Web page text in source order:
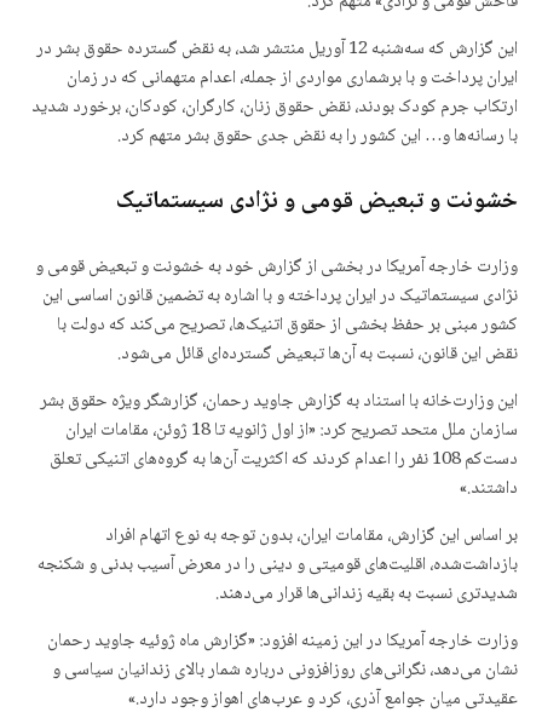
این گزارش که سه‌شنبه 12 آوریل منتشر شد، به نقض گسترده حقوق بشر در
ایران پرداخت و با برشماری مواردی از جمله، اعدام‌ متهمانی که در زمان
ارتکاب جرم کودک بودند، نقض حقوق زنان، کارگران، کودکان، برخورد شدید
با رسانه‌ها و… این کشور را به نقض جدی حقوق بشر متهم کرد.
خشونت و تبعیض قومی و نژادی سیستماتیک
وزارت خارجه آمریکا در بخشی از گزارش خود به خشونت و تبعیض قومی و
نژادی سیستماتیک در ایران پرداخته و با اشاره به تضمین قانون اساسی این
کشور مبنی بر حفظ بخشی از حقوق اتنیک‌ها، تصریح می‌کند که دولت با
نقض این قانون، نسبت به آن‌ها تبعیض گسترده‌ای قائل می‌شود.
این وزارت‌خانه با استناد به گزارش جاوید رحمان، گزارشگر ویژه حقوق بشر
سازمان ملل متحد تصریح کرد: «از اول ژانویه تا 18 ژوئن، مقامات ایران
دست‌کم 108 نفر را اعدام کردند که اکثریت آن‌ها به گروه‌های اتنیکی تعلق
داشتند.»
بر اساس این گزارش، مقامات ایران، بدون توجه به نوع اتهام افراد
بازداشت‌شده، اقلیت‌های قومیتی و دینی را در معرض آسیب بدنی و شکنجه
شدیدتری نسبت به بقیه زندانی‌ها قرار می‌دهند.
وزارت خارجه آمریکا در این زمینه افزود: «گزارش ماه ژوئیه جاوید رحمان
نشان می‌دهد، نگرانی‌های روزافزونی درباره شمار بالای زندانیان سیاسی و
عقیدتی میان جوامع آذری، کرد و عرب‌های اهواز وجود دارد.»